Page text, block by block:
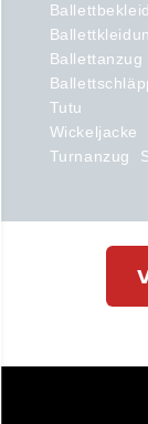
Ballettanzug
Tutu
Wickeljacke
Turnanzug